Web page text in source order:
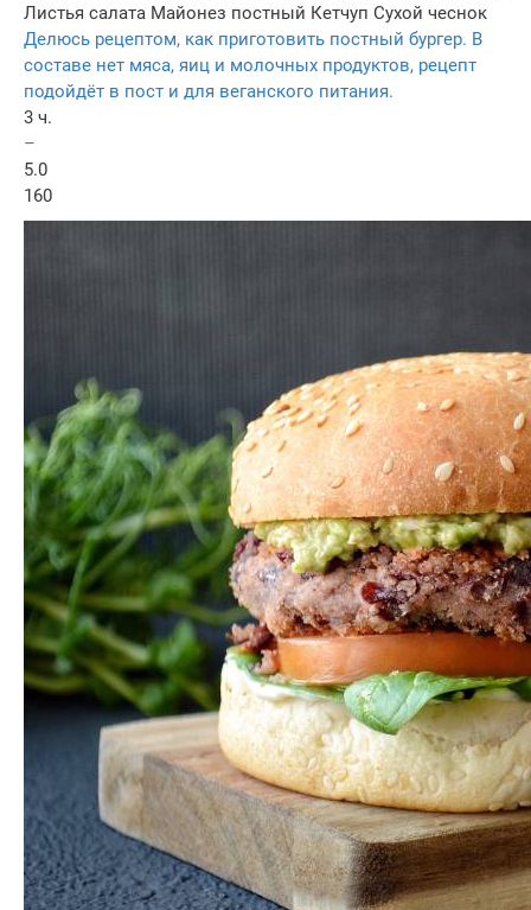
Листья салата Майонез постный Кетчуп Сухой чеснок
Делюсь рецептом, как приготовить постный бургер. В
составе нет мяса, яиц и молочных продуктов, рецепт
подойдёт в пост и для веганского питания.
3 ч.
–
5.0
160